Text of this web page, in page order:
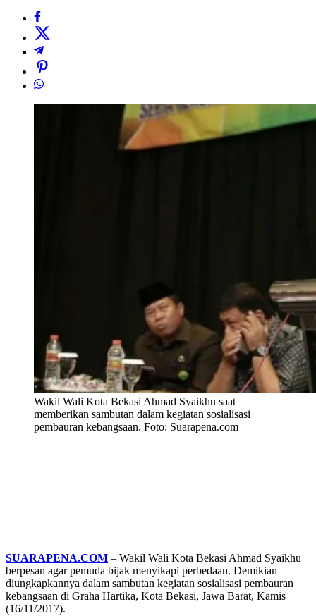
Wakil Wali Kota Bekasi Ahmad Syaikhu saat
memberikan sambutan dalam kegiatan sosialisasi
pembauran kebangsaan. Foto: Suarapena.com
SUARAPENA.COM – Wakil Wali Kota Bekasi Ahmad Syaikhu
berpesan agar pemuda bijak menyikapi perbedaan. Demikian
diungkapkannya dalam sambutan kegiatan sosialisasi pembauran
kebangsaan di Graha Hartika, Kota Bekasi, Jawa Barat, Kamis
(16/11/2017).